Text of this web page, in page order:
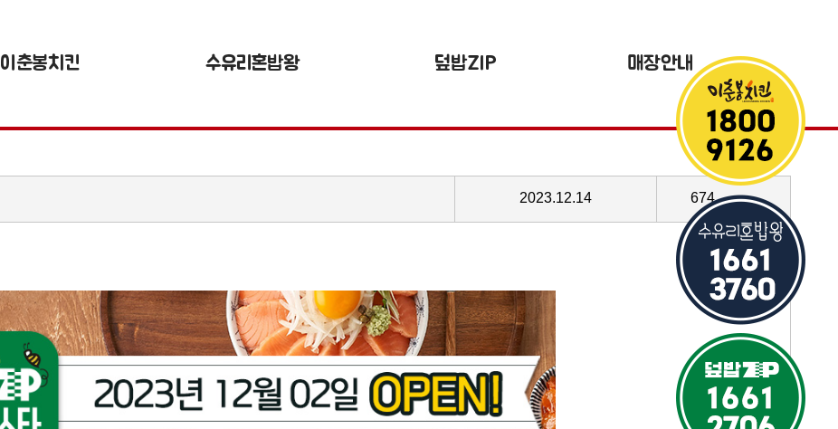
이춘봉치킨 수유리혼밥왕 덮밥ZIP 매장안내
2023.12.14 674